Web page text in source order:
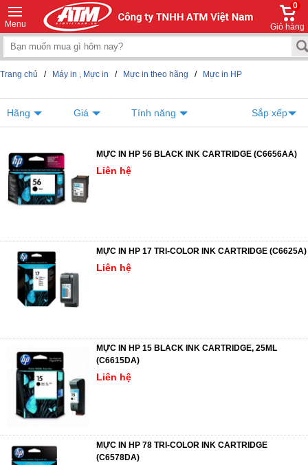
Menu
0
Giỏ hàng
Trang chủ / Máy in , Mực in / Mực in theo hãng / Mực in HP
Hãng Giá Tính năng Sắp xếp
MỰC IN HP 56 BLACK INK CARTRIDGE (C6656AA)
Liên hệ
MỰC IN HP 17 TRI-COLOR INK CARTRIDGE (C6625A)
Liên hệ
MỰC IN HP 15 BLACK INK CARTRIDGE, 25ML
(C6615DA)
Liên hệ
MỰC IN HP 78 TRI-COLOR INK CARTRIDGE
(C6578DA)